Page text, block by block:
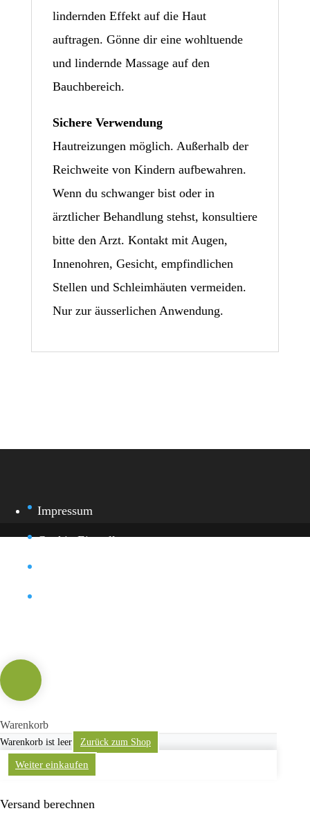
lindernden Effekt auf die Haut
auftragen. Gönne dir eine wohltuende
und lindernde Massage auf den
Bauchbereich.
Sichere Verwendung
Hautreizungen möglich. Außerhalb der
Reichweite von Kindern aufbewahren.
Wenn du schwanger bist oder in
ärztlicher Behandlung stehst, konsultiere
bitte den Arzt. Kontakt mit Augen,
Innenohren, Gesicht, empfindlichen
Stellen und Schleimhäuten vermeiden.
Nur zur äusserlichen Anwendung.
Impressum
Cookie-Einstellung
Warenkorb
Warenkorb ist leer Zurück zum Shop
Weiter einkaufen
Versand berechnen